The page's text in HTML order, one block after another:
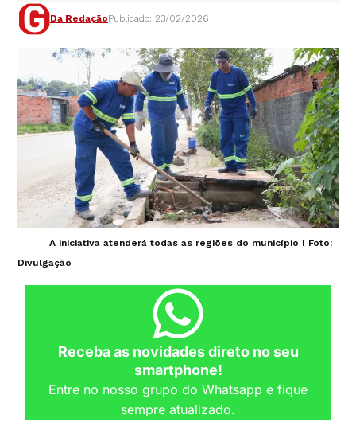
Da RedaçãoPublicado: 23/02/2026
A iniciativa atenderá todas as regiões do município I Foto:
Divulgação
Receba as novidades direto no seu
smartphone!
Entre no nosso grupo do Whatsapp e fique
sempre atualizado.